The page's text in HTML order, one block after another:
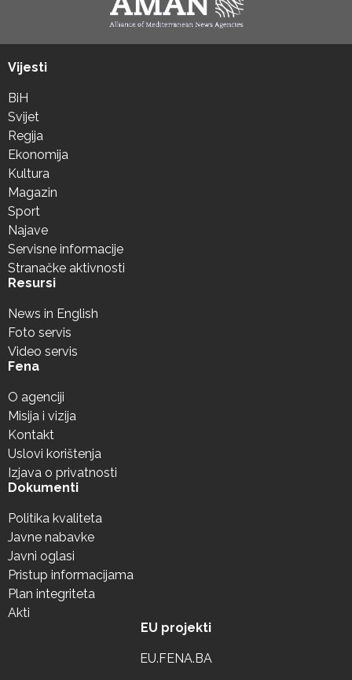
Vijesti
BiH
Svijet
Regija
Ekonomija
Kultura
Magazin
Sport
Najave
Servisne informacije
Stranačke aktivnosti
Resursi
News in English
Foto servis
Video servis
Fena
O agenciji
Misija i vizija
Kontakt
Uslovi korištenja
Izjava o privatnosti
Dokumenti
Politika kvaliteta
Javne nabavke
Javni oglasi
Pristup informacijama
Plan integriteta
Akti
EU projekti
EU.FENA.BA